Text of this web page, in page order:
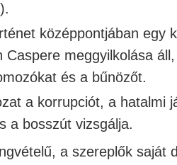
középpontjában egy
Caspere meggyilkolása
és a bűnözőt.
a korrupciót, a hatalmi
a bosszút vizsgálja.
a szereplők saját